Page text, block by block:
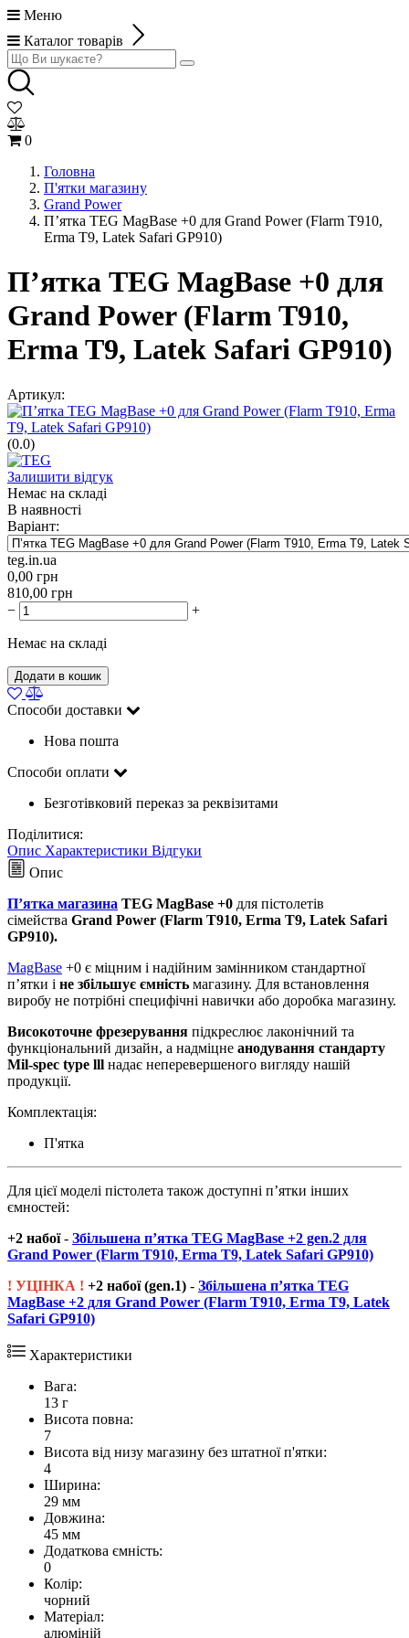
Меню
Каталог товарів
0
Головна
П'ятки магазину
Grand Power
П’ятка TEG MagBase +0 для Grand Power (Flarm T910,
Erma T9, Latek Safari GP910)
П’ятка TEG MagBase +0 для
Grand Power (Flarm T910,
Erma T9, Latek Safari GP910)
Артикул:
(0.0)
Залишити відгук
Немає на складі
В наявності
Варіант:
teg.in.ua
0,00 грн
810,00 грн
−
+
Немає на складі
Додати в кошик
Способи доставки
Нова пошта
Способи оплати
Безготівковий переказ за реквізитами
Поділитися:
Опис Характеристики Відгуки
Опис
П’ятка магазина TEG MagBase +0 для пістолетів
сімейства Grand Power (Flarm T910, Erma T9, Latek Safari
GP910).
MagBase +0 є міцним і надійним замінником стандартної
п’ятки і не збільшує ємність магазину. Для встановлення
виробу не потрібні специфічні навички або доробка магазину.
Високоточне фрезерування підкреслює лаконічний та
функціональний дизайн, а надміцне анодування стандарту
Mil-spec type lll надає неперевершеного вигляду нашій
продукції.
Комплектація:
П'ятка
Для цієї моделі пістолета також доступні п’ятки інших
ємностей:
+2 набої- Збільшена п’ятка TEG MagBase +2 gen.2 для
Grand Power (Flarm T910, Erma T9, Latek Safari GP910)
! УЦІНКА ! +2 набої (gen.1) - Збільшена п’ятка TEG
MagBase +2 для Grand Power (Flarm T910, Erma T9, Latek
Safari GP910)
Характеристики
Вага:
13 г
Висота повна:
7
Висота від низу магазину без штатної п'ятки:
4
Ширина:
29 мм
Довжина:
45 мм
Додаткова ємність:
0
Колір:
чорний
Матеріал:
алюміній